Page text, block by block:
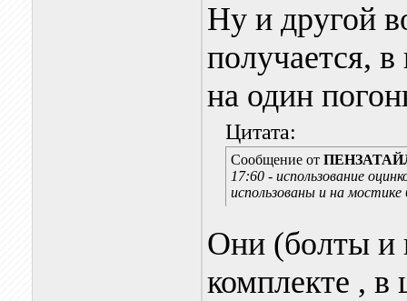
Ну и другой
получается,
на один
Цитата:
Сообщение от
17:60 - использование
использованы и на мостике
Они (болты и
комплекте , в